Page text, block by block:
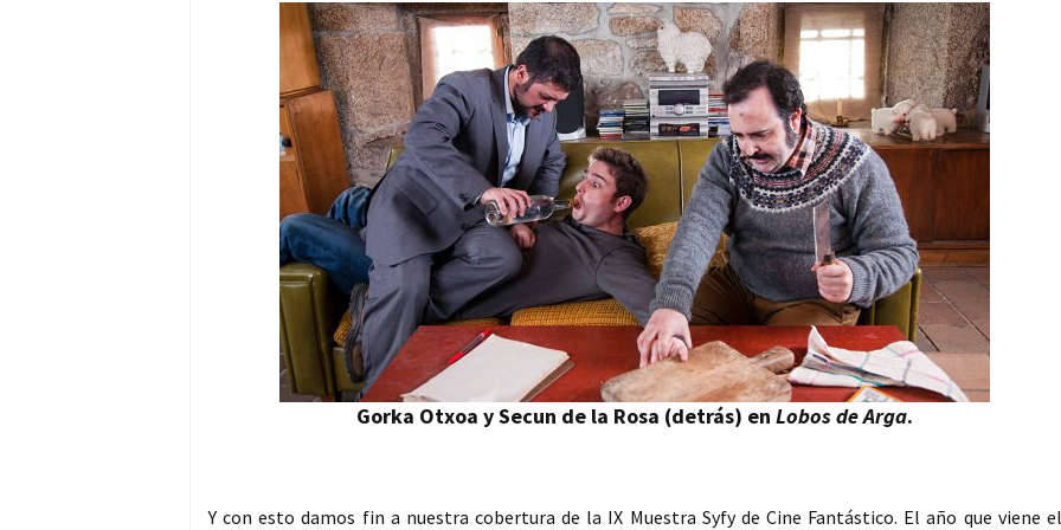
Gorka Otxoa y Secun de la Rosa (detrás) enLobos de Arga.
Y con esto damos fin a nuestra cobertura de la IX Muestra Syfy de Cine Fantástico. El año que viene el